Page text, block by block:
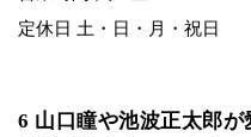
定休日 土・日・月・祝日
6 山口瞳や池波正太郎が